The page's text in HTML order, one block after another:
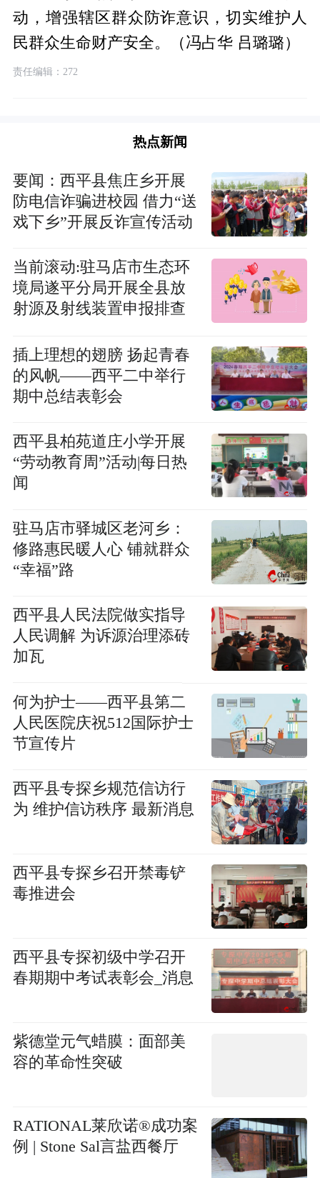
动，增强辖区群众防诈意识，切实维护人
民群众生命财产安全。（冯占华 吕璐璐）
责任编辑：272
热点新闻
要闻：​西平县焦庄乡开展
防电信诈骗进校园 借力“送
戏下乡”开展反诈宣传活动
当前滚动:驻马店市生态环
境局遂平分局开展全县放
射源及射线装置申报排查
​插上理想的翅膀 扬起青春
的风帆——西平二中举行
期中总结表彰会
​西平县柏苑道庄小学开展
“劳动教育周”活动|每日热
闻
驻马店市驿城区老河乡：
修路惠民暖人心 铺就群众
“幸福”路
​西平县人民法院做实指导
人民调解 为诉源治理添砖
加瓦
​何为护士——西平县第二
人民医院庆祝512国际护士
节宣传片
​西平县专探乡规范信访行
为 维护信访秩序 最新消息
​西平县专探乡召开禁毒铲
毒推进会
​西平县专探初级中学召开
春期期中考试表彰会_消息
紫德堂元气蜡膜：面部美
容的革命性突破
RATIONAL莱欣诺®成功案
例 | Stone Sal言盐西餐厅